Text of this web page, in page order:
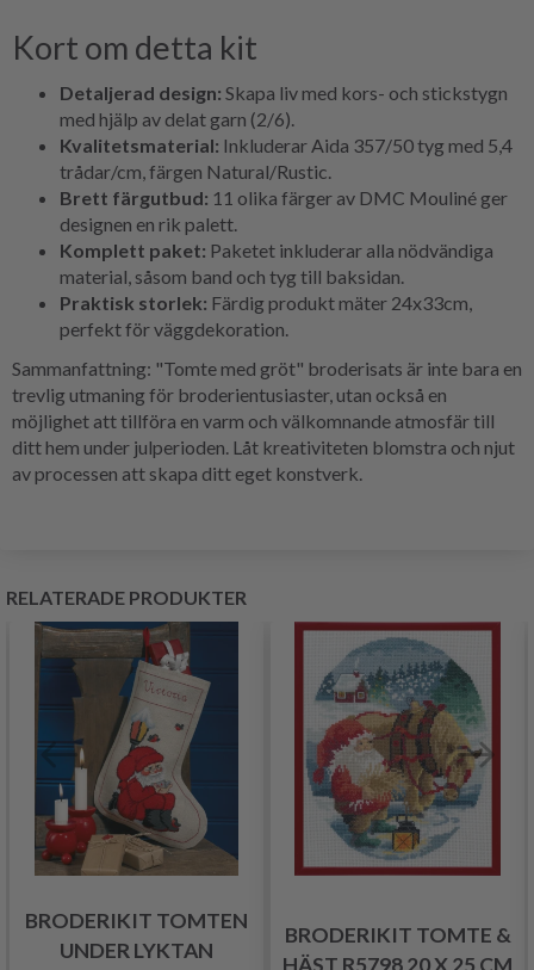
Kort om detta kit
Detaljerad design: Skapa liv med kors- och stickstygn
med hjälp av delat garn (2/6).
Kvalitetsmaterial: Inkluderar Aida 357/50 tyg med 5,4
trådar/cm, färgen Natural/Rustic.
Brett färgutbud: 11 olika färger av DMC Mouliné ger
designen en rik palett.
Komplett paket: Paketet inkluderar alla nödvändiga
material, såsom band och tyg till baksidan.
Praktisk storlek: Färdig produkt mäter 24x33cm,
perfekt för väggdekoration.
Sammanfattning: "Tomte med gröt" broderisats är inte bara en
trevlig utmaning för broderientusiaster, utan också en
möjlighet att tillföra en varm och välkomnande atmosfär till
ditt hem under julperioden. Låt kreativiteten blomstra och njut
av processen att skapa ditt eget konstverk.
RELATERADE PRODUKTER
BRODERIKIT TOMTEN
UNDER LYKTAN
BRODERIKIT TOMTE &
HÄST R5798 20 X 25 CM